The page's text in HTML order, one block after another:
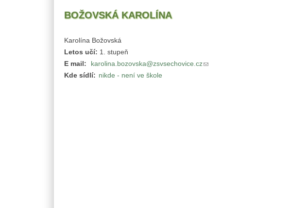
BOŽOVSKÁ KAROLÍNA
Karolína Božovská
Letos učí: 1. stupeň
E mail:
karolina.bozovska@zsvsechovice.cz(odkaz odešle e-mail)
Kde sídlí: nikde - není ve škole